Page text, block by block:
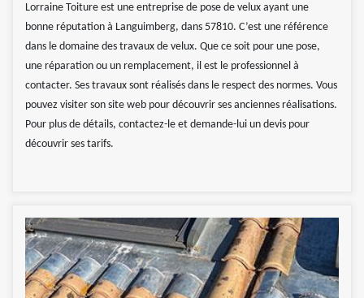
Lorraine Toiture est une entreprise de pose de velux ayant une
bonne réputation à Languimberg, dans 57810. C’est une référence
dans le domaine des travaux de velux. Que ce soit pour une pose,
une réparation ou un remplacement, il est le professionnel à
contacter. Ses travaux sont réalisés dans le respect des normes. Vous
pouvez visiter son site web pour découvrir ses anciennes réalisations.
Pour plus de détails, contactez-le et demande-lui un devis pour
découvrir ses tarifs.